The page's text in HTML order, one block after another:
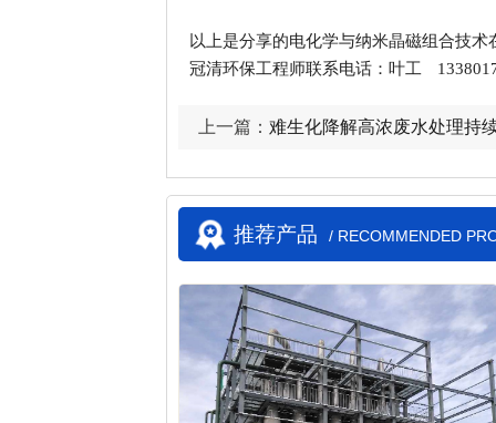
以上是分享的电化学与纳米晶磁组合技
冠清环保工程师联系电话：叶工
上一篇： 难生化降解高浓废水处理持
推荐产品 / RECOMMENDED